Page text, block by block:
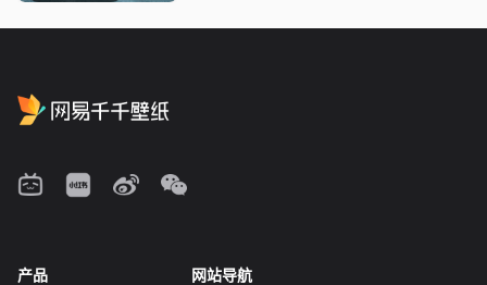
产品 网站导航